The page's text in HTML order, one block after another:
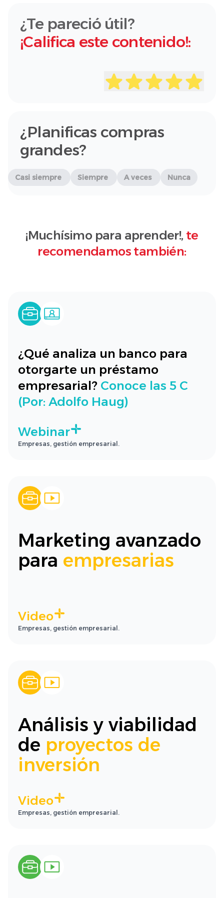
¿Te pareció útil?
¡Califica este contenido!:
¿Planificas compras
grandes?
Casi siempre Siempre A veces Nunca
¡Muchísimo para aprender!, te
recomendamos también:
¿Qué analiza un banco para
otorgarte un préstamo
empresarial? Conoce las 5 C
(Por: Adolfo Haug)
Webinar
Empresas, gestión empresarial.
Marketing avanzado
para empresarias
Video
Empresas, gestión empresarial.
Análisis y viabilidad
de proyectos de
inversión
Video
Empresas, gestión empresarial.